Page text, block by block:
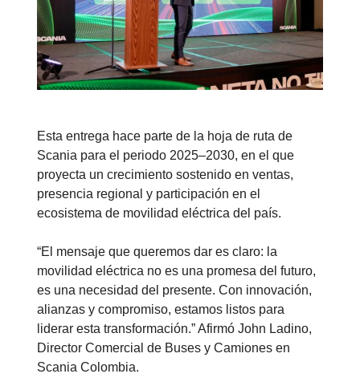
Esta entrega hace parte de la hoja de ruta de
Scania para el periodo 2025–2030, en el que
proyecta un crecimiento sostenido en ventas,
presencia regional y participación en el
ecosistema de movilidad eléctrica del país.
“El mensaje que queremos dar es claro: la
movilidad eléctrica no es una promesa del futuro,
es una necesidad del presente. Con innovación,
alianzas y compromiso, estamos listos para
liderar esta transformación.” Afirmó John Ladino,
Director Comercial de Buses y Camiones en
Scania Colombia.